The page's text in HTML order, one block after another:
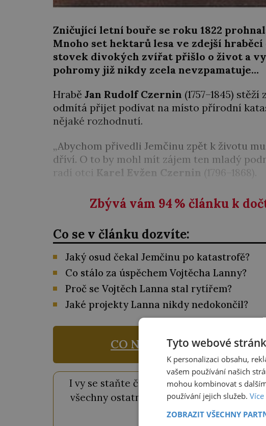
Zničující letní bouře se roku 1822
Mnoho set hektarů lesa ve zdejší
stovek divokých zvířat přišlo o život a
pohromy již nikdy zcela nevzpamatuje…
Hrabě Jan Rudolf Czernin (1757–1845)
odmítá přijet podívat na místo přírodní
nějaké rozhodnutí.
„Abychom přivedli Jemčinu zpět k životu
dříví. O to by mohl mít zájem ten mladý
radí otci Karel Evžen Czernin (1796–1868).
Zbývá vám 94% článku k
Co se v článku dozvíte:
Jaký osud čekal Jemčinu po katastrofě?
Co stálo za úspěchem Vojtěcha Lanny?
Proč se Vojtěch Lanna stal rytířem?
Jaké projekty Lanna nikdy nedokončil?
CO NABÍZÍ ČLENSTVÍ V
I vy se staňte členem našehoHistory
všechny ostatní
Premiumčlánky a
světovou
Tyto webové
K personalizaci obsahu,
vašem používání našich
mohou kombinovat s
používání jejich služeb.
ZOBRAZIT VŠECHNY